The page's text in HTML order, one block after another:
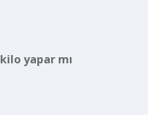
yapar mı